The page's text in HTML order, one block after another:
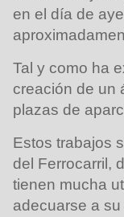
en el día de
Tal y como ha
creación de un
plazas de
Estos trabajos
del Ferrocarril,
tienen mucha
adecuarse a